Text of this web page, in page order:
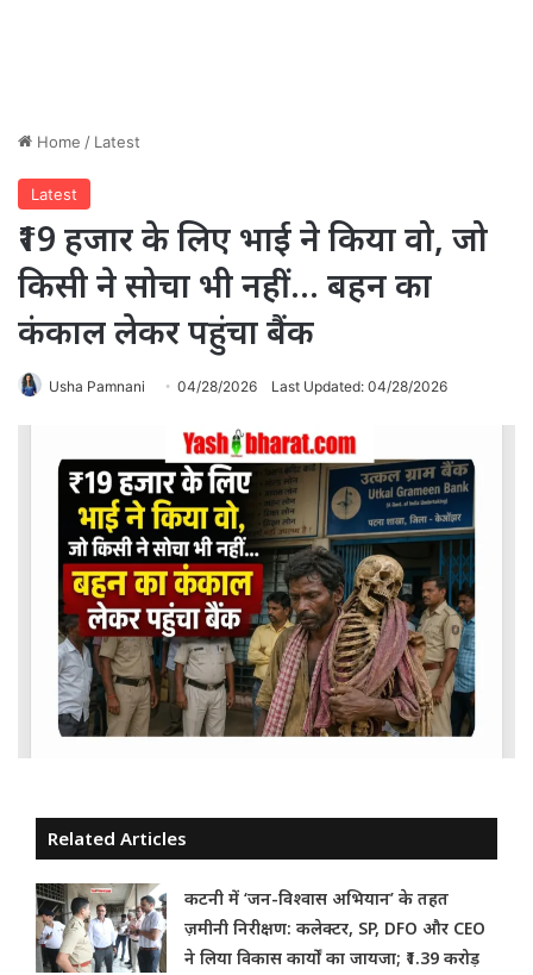
Home / Latest
Latest
₹19 हजार के लिए भाई ने किया वो, जो
किसी ने सोचा भी नहीं… बहन का
कंकाल लेकर पहुंचा बैंक
Usha Pamnani 04/28/2026 Last Updated: 04/28/2026
Related Articles
कटनी में ‘जन-विश्वास अभियान’ के तहत
ज़मीनी निरीक्षण: कलेक्टर, SP, DFO और CEO
ने लिया विकास कार्यों का जायजा; ₹1.39 करोड़